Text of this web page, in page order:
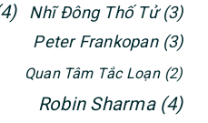
Nhĩ Đông Thố Tử (3)
Peter Frankopan (3)
Quan Tâm Tắc Loạn (2)
Robin Sharma (4)